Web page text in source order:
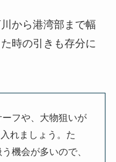
から港湾部まで幅
時の引きも存分に
フや、大物狙いが
れましょう。た
機会が多いので、